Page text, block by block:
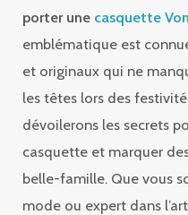
porter une casquette
emblématique est
et originaux qui ne
les têtes lors des
dévoilerons les secrets
casquette et marquer
belle-famille. Que vous
mode ou expert dans